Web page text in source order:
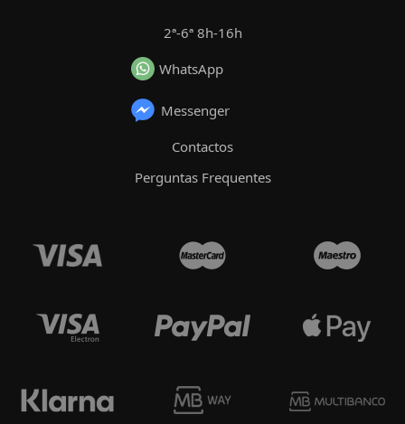
2ª-6ª 8h-16h
WhatsApp
Messenger
Contactos
Perguntas Frequentes